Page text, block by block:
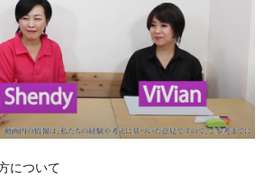
について